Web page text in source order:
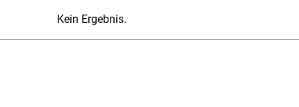
Kein Ergebnis.